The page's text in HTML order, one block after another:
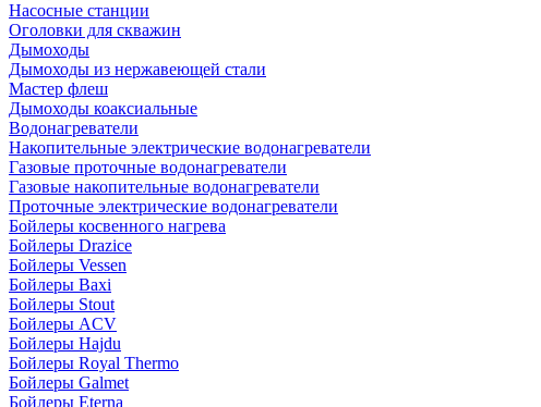
Насосные станции
Оголовки для скважин
Дымоходы
Дымоходы из нержавеющей стали
Мастер флеш
Дымоходы коаксиальные
Водонагреватели
Накопительные электрические водонагреватели
Газовые проточные водонагреватели
Газовые накопительные водонагреватели
Проточные электрические водонагреватели
Бойлеры косвенного нагрева
Бойлеры Drazice
Бойлеры Vessen
Бойлеры Baxi
Бойлеры Stout
Бойлеры ACV
Бойлеры Hajdu
Бойлеры Royal Thermo
Бойлеры Galmet
Бойлеры Eterna